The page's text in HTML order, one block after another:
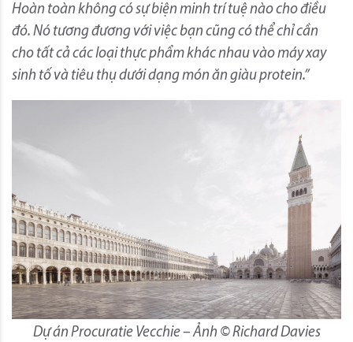
Hoàn toàn không có sự biện minh trí tuệ nào cho điều
đó. Nó tương đương với việc bạn cũng có thể chỉ cần
cho tất cả các loại thực phẩm khác nhau vào máy xay
sinh tố và tiêu thụ dưới dạng món ăn giàu protein.”
Dự án Procuratie Vecchie – Ảnh © Richard Davies